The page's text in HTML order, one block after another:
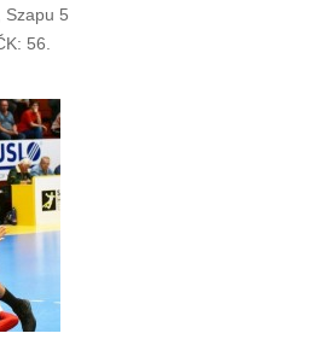
Szapu 5
56.